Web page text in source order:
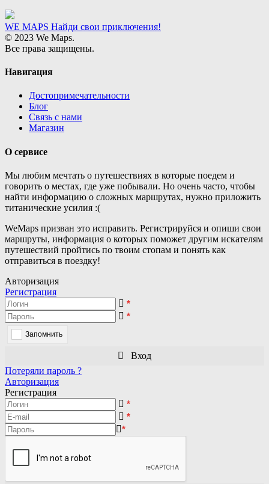
WE MAPS Найди свои приключения!
© 2023 We Maps.
Все права защищены.
Навигация
Достопримечательности
Блог
Связь с нами
Магазин
О сервисе
Мы любим мечтать о путешествиях в которые поедем и
говорить о местах, где уже побывали. Но очень часто, чтобы
найти информацию о сложных маршрутах, нужно приложить
титанические усилия :(
WeMaps призван это исправить. Регистрируйся и опиши свои
маршруты, информация о которых поможет другим искателям
путешествий пройтись по твоим стопам и понять как
отправиться в поездку!
Авторизация
Регистрация
*
*
Запомнить
Вход
Потеряли пароль ?
Авторизация
Регистрация
*
*
*